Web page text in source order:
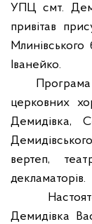
УПЦ смт.
привітав
Іванейко.
церковних
Демидівка,
вертеп,
декламаторів.
Демидівка